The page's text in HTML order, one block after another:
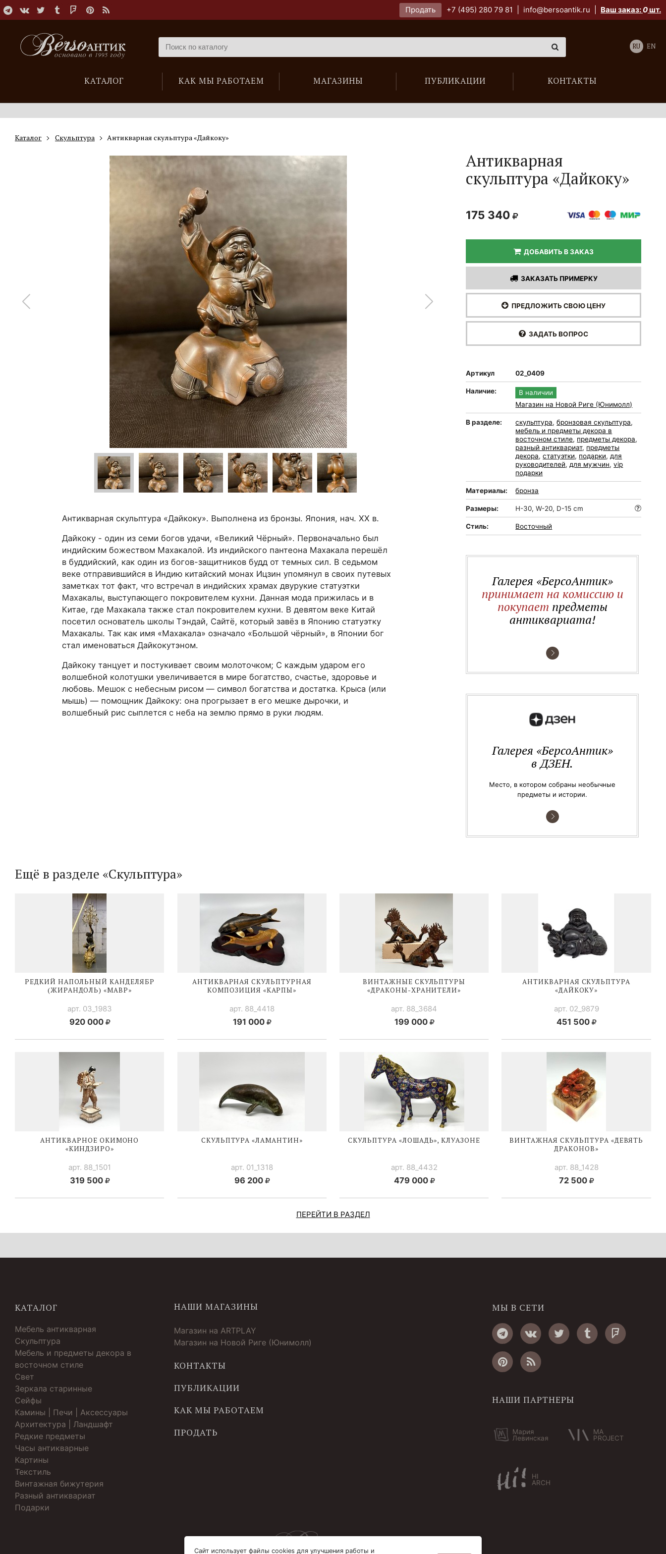
Продать +7 (495) 280 79 81 info@bersoantik.ru Ваш заказ:0шт.
КАТАЛОГ КАК МЫ РАБОТАЕМ МАГАЗИНЫ ПУБЛИКАЦИИ КОНТАКТЫ
RU EN
Каталог Скульптура Антикварная скульптура «Дайкоку»
Антикварная скульптура «Дайкоку». Выполнена из бронзы. Япония, нач. ХХ в.
Дайкоку - один из семи богов удачи, «Великий Чёрный». Первоначально был
индийским божеством Махакалой. Из индийского пантеона Махакала перешёл
в буддийский, как один из богов-защитников будд от темных сил. В седьмом
веке отправившийся в Индию китайский монах Ицзин упомянул в своих путевых
заметках тот факт, что встречал в индийских храмах двурукие статуэтки
Махакалы, выступающего покровителем кухни. Данная мода прижилась и в
Китае, где Махакала также стал покровителем кухни. В девятом веке Китай
посетил основатель школы Тэндай, Сайтё, который завёз в Японию статуэтку
Махакалы. Так как имя «Махакала» означало «Большой чёрный», в Японии бог
стал именоваться Дайкокутэном.
Дайкоку танцует и постукивает своим молоточком; С каждым ударом его
волшебной колотушки увеличивается в мире богатство, счастье, здоровье и
любовь. Мешок с небесным рисом — символ богатства и достатка. Крыса (или
мышь) — помощник Дайкоку: она прогрызает в его мешке дырочки, и
волшебный рис сыплется с неба на землю прямо в руки людям.
Антикварная
скульптура «Дайкоку»
175 340
ДОБАВИТЬ В ЗАКАЗ
ЗАКАЗАТЬ ПРИМЕРКУ
ПРЕДЛОЖИТЬ СВОЮ ЦЕНУ
ЗАДАТЬ ВОПРОС
Артикул 02_0409
Наличие:
В наличии
Магазин на Новой Риге (Юнимолл)
В разделе: скульптура,бронзовая скульптура,
мебель и предметы декора в
восточном стиле, предметы декора,
разный антиквариат, предметы
декора,статуэтки, подарки, для
руководителей, для мужчин,vip
подарки
Материалы: бронза
Размеры: H-30, W-20, D-15 cm
Стиль: Восточный
Галерея «БерсоАнтик»
принимает на комиссию и
покупает предметы
антиквариата!
Галерея «БерсоАнтик»
в ДЗЕН.
Место, в котором собраны необычные
предметы и истории.
Ещё в разделе «Скульптура»
РЕДКИЙ НАПОЛЬНЫЙ КАНДЕЛЯБР
(ЖИРАНДОЛЬ) «МАВР»
арт. 03_1983
920 000
АНТИКВАРНАЯ СКУЛЬПТУРНАЯ
КОМПОЗИЦИЯ «КАРПЫ»
арт. 88_4418
191 000
ВИНТАЖНЫЕ СКУЛЬПТУРЫ
«ДРАКОНЫ-ХРАНИТЕЛИ»
арт. 88_3684
199 000
АНТИКВАРНАЯ СКУЛЬПТУРА
«ДАЙКОКУ»
арт. 02_9879
451 500
АНТИКВАРНОЕ ОКИМОНО
«КИНДЗИРО»
арт. 88_1501
319 500
СКУЛЬПТУРА «ЛАМАНТИН»
арт. 01_1318
96 200
СКУЛЬПТУРА «ЛОШАДЬ», КЛУАЗОНЕ
арт. 88_4432
479 000
ВИНТАЖНАЯ СКУЛЬПТУРА «ДЕВЯТЬ
ДРАКОНОВ»
арт. 88_1428
72 500
ПЕРЕЙТИ В РАЗДЕЛ
КАТАЛОГ
Мебель антикварная
Скульптура
Мебель и предметы декора в
восточном стиле
Свет
Зеркала старинные
Cейфы
Камины | Печи | Аксессуары
Архитектура | Ландшафт
Редкие предметы
Часы антикварные
Картины
Текстиль
Винтажная бижутерия
Разный антиквариат
Подарки
НАШИ МАГАЗИНЫ
Магазин на ARTPLAY
Магазин на Новой Риге (Юнимолл)
КОНТАКТЫ
ПУБЛИКАЦИИ
КАК МЫ РАБОТАЕМ
ПРОДАТЬ
МЫ В СЕТИ
НАШИ ПАРТНЕРЫ
Мария
Левинская
MA
PROJECT
HI
ARCH
Сайт использует файлы cookies для улучшения работы и